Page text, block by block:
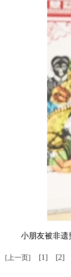
小朋友被非遗
[上一页] [1] [2]